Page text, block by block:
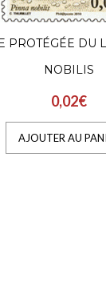
PROTÉGÉE DU
NOBILIS
0,02€
AJOUTER AU